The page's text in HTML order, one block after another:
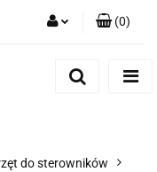
(0)
do sterowników